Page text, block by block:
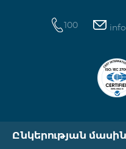
100
Ընկերության մասին